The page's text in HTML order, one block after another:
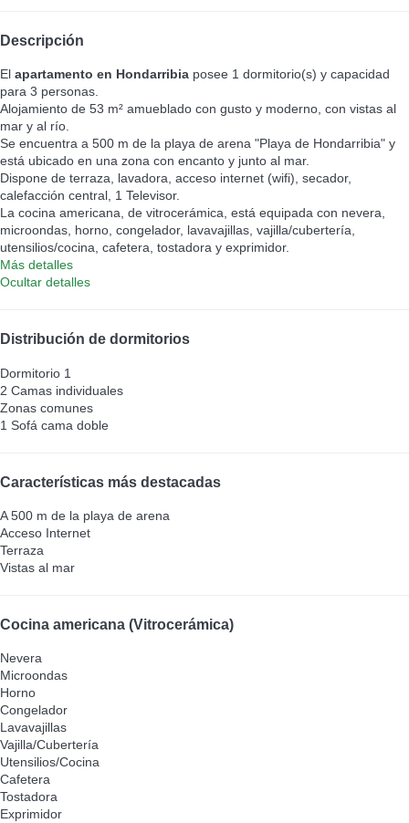
Descripción
El apartamento en Hondarribia posee 1 dormitorio(s) y capacidad
para 3 personas.
Alojamiento de 53 m² amueblado con gusto y moderno, con vistas al
mar y al río.
Se encuentra a 500 m de la playa de arena "Playa de Hondarribia" y
está ubicado en una zona con encanto y junto al mar.
Dispone de terraza, lavadora, acceso internet (wifi), secador,
calefacción central, 1 Televisor.
La cocina americana, de vitrocerámica, está equipada con nevera,
microondas, horno, congelador, lavavajillas, vajilla/cubertería,
utensilios/cocina, cafetera, tostadora y exprimidor.
Más detalles
Ocultar detalles
Distribución de dormitorios
Dormitorio 1
2 Camas individuales
Zonas comunes
1 Sofá cama doble
Características más destacadas
A 500 m de la playa de arena
Acceso Internet
Terraza
Vistas al mar
Cocina americana (Vitrocerámica)
Nevera
Microondas
Horno
Congelador
Lavavajillas
Vajilla/Cubertería
Utensilios/Cocina
Cafetera
Tostadora
Exprimidor